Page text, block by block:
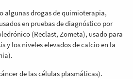
algunas drogas de quimioterapia,
en pruebas de diagnóstico por
(Reclast, Zometa), usado para
y los niveles elevados de calcio en la
de las células plasmáticas).